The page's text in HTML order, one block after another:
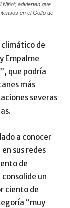
Niño’; advierten que
en el Golfo de
climático de
Empalme
que podría
más
severas
a conocer
sus redes
de
un
ciento de
“muy